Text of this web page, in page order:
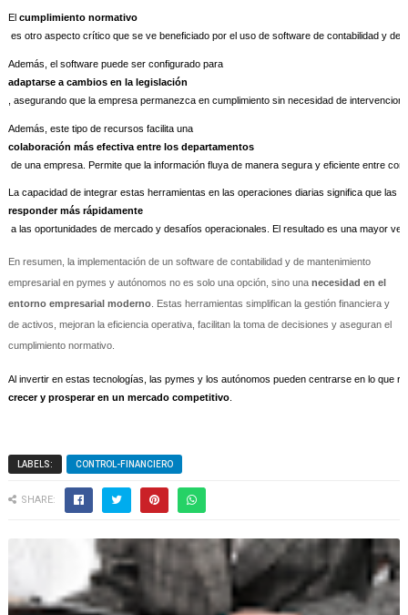
El cumplimiento normativo
es otro aspecto crítico que se ve beneficiado por el uso de software de contabilidad y
Además, el software puede ser configurado para
adaptarse a cambios en la legislación
, asegurando que la empresa permanezca en cumplimiento sin necesidad de
Además, este tipo de recursos facilita una
colaboración más efectiva entre los departamentos
de una empresa. Permite que la información fluya de manera segura y eficiente entre
La capacidad de integrar estas herramientas en las operaciones diarias significa que las
responder más rápidamente
a las oportunidades de mercado y desafíos operacionales. El resultado es una mayor
En resumen, la implementación de un software de contabilidad y de mantenimiento
empresarial en pymes y autónomos no es solo una opción, sino una necesidad en el
entorno empresarial moderno. Estas herramientas simplifican la gestión financiera y
de activos, mejoran la eficiencia operativa, facilitan la toma de decisiones y aseguran el
cumplimiento normativo.
Al invertir en estas tecnologías, las pymes y los autónomos pueden centrarse en lo que
crecer y prosperar en un mercado competitivo.
LABELS: CONTROL-FINANCIERO
SHARE: